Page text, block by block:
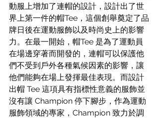
動服上增加了連帽的設計，設計出了世
界上第一件的帽Tee，這個創舉奠定了品
牌日後在運動服飾以及時尚史上的影響
力。在最一開始，帽Tee 是為了運動員
在場邊穿著而開發的，連帽可以保護他
們不受到戶外各種氣候因素的影響，讓
他們能夠在場上發揮最佳表現。而設計
出帽 Tee 這項具有指標性意義的服飾並
沒有讓 Champion 停下腳步，作為運動
服飾領域的專家，Champion 致力於調